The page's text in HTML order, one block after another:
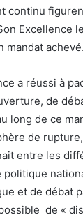
continu
Excellence
mandat achevé.
a réussi à
de
long de ce
de
entre les
politique
et de débat
de «